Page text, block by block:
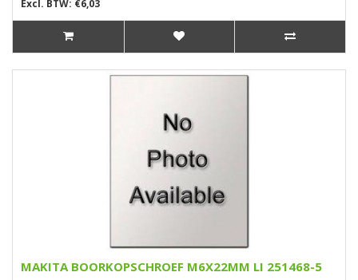
Excl. BTW: €6,03
MAKITA BOORKOPSCHROEF M6X22MM LI 251468-5